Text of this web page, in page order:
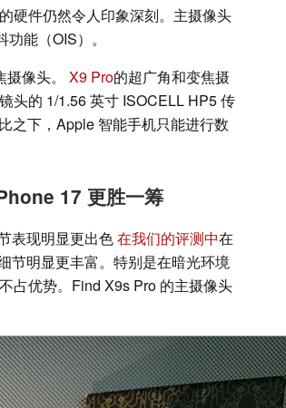
硬件仍然令人印象深刻。主摄像头
能（OIS）。
像头。 X9 Pro的超广角和变焦摄
头的 1/1.56 英寸 ISOCELL HP5 传
之下，Apple 智能手机只能进行数
17 更胜一筹
表现明显更出色在我们的评测中在
节明显更丰富。特别是在暗光环境
占优势。Find X9s Pro 的主摄像头